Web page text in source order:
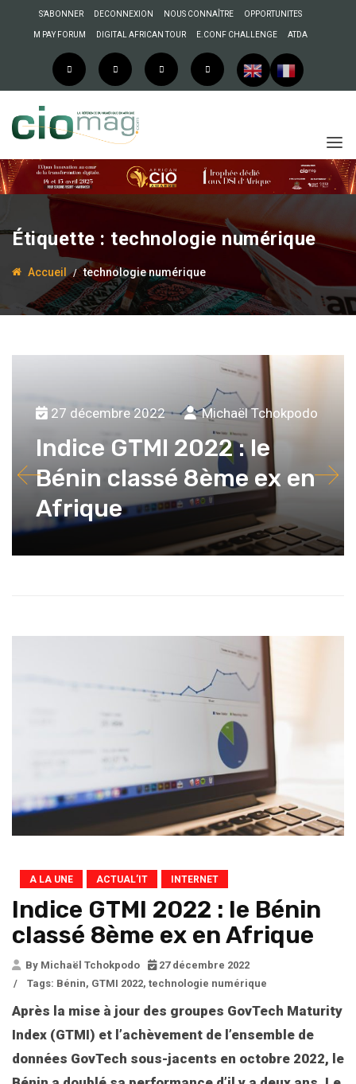
S’ABONNER DECONNEXION NOUS CONNAÎTRE OPPORTUNITES
M PAY FORUM DIGITAL AFRICAN TOUR E.CONF CHALLENGE ATDA
Étiquette : technologie numérique
Accueil technologie numérique
27 décembre 2022 Michaël Tchokpodo
Indice GTMI 2022 : le
Bénin classé 8ème ex en
Afrique
A LA UNE ACTUAL’IT INTERNET
Indice GTMI 2022 : le Bénin
classé 8ème ex en Afrique
By Michaël Tchokpodo
27 décembre 2022
/
Tags: Bénin, GTMI 2022, technologie numérique
Après la mise à jour des groupes GovTech Maturity
Index (GTMI) et l’achèvement de l’ensemble de
données GovTech sous-jacents en octobre 2022, le